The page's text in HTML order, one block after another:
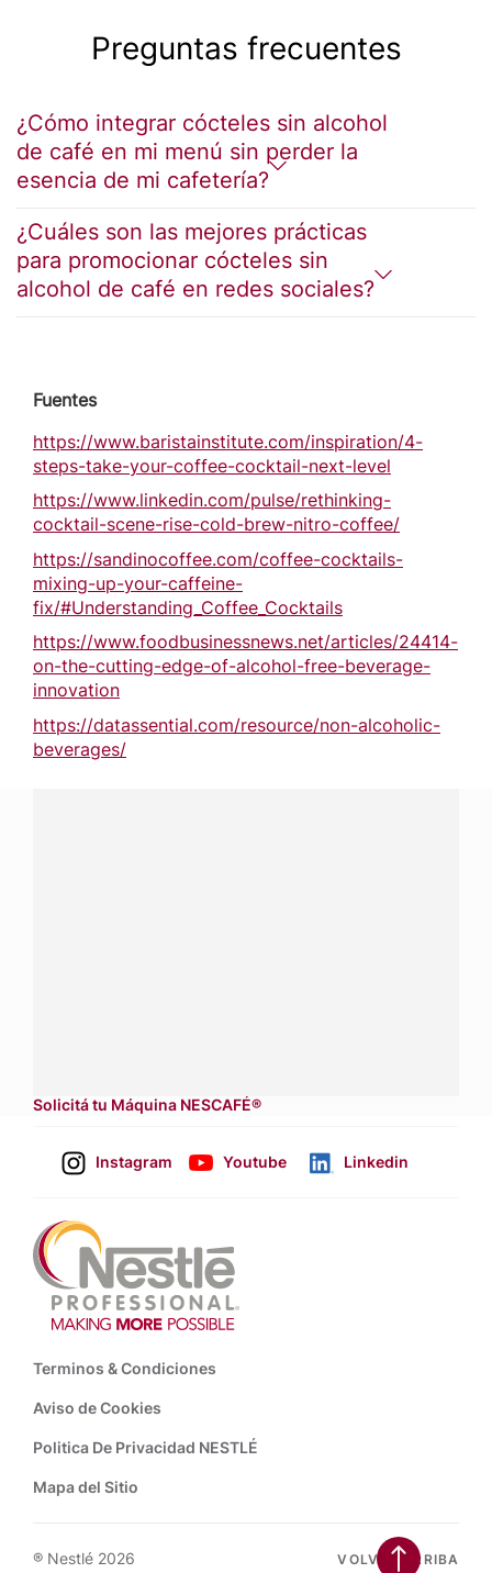
Preguntas frecuentes
¿Cómo integrar cócteles sin alcohol
de café en mi menú sin perder la
esencia de mi cafetería?
¿Cuáles son las mejores prácticas
para promocionar cócteles sin
alcohol de café en redes sociales?
Fuentes
https://www.baristainstitute.com/inspiration/4-
steps-take-your-coffee-cocktail-next-level
https://www.linkedin.com/pulse/rethinking-
cocktail-scene-rise-cold-brew-nitro-coffee/
https://sandinocoffee.com/coffee-cocktails-
mixing-up-your-caffeine-
fix/#Understanding_Coffee_Cocktails
https://www.foodbusinessnews.net/articles/24414-
on-the-cutting-edge-of-alcohol-free-beverage-
innovation
https://datassential.com/resource/non-alcoholic-
beverages/
Solicitá tu Máquina NESCAFÉ®
Instagram Youtube Linkedin
Footer
Terminos & Condiciones
Aviso de Cookies
Politica De Privacidad NESTLÉ
Mapa del Sitio
® Nestlé 2026 VOLVER ARRIBA